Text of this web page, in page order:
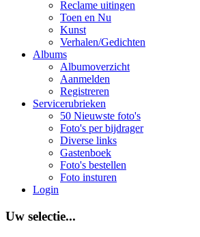
Reclame uitingen
Toen en Nu
Kunst
Verhalen/Gedichten
Albums
Albumoverzicht
Aanmelden
Registreren
Servicerubrieken
50 Nieuwste foto's
Foto's per bijdrager
Diverse links
Gastenboek
Foto's bestellen
Foto insturen
Login
Uw selectie...